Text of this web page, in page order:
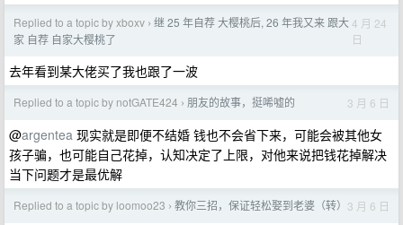
Replied to a topic by xboxv › 继 25 年自荐 大樱桃后, 26 年我又来 跟大
家 自荐 自家大樱桃了
4 月 24
日
去年看到某大佬买了我也跟了一波
Replied to a topic by notGATE424 › 朋友的故事，挺唏嘘的 3 月 6 日
@argentea 现实就是即便不结婚 钱也不会省下来，可能会被其他女
孩子骗，也可能自己花掉，认知决定了上限，对他来说把钱花掉解决
当下问题才是最优解
Replied to a topic by loomoo23 › 教你三招，保证轻松娶到老婆（转） 3 月 6 日